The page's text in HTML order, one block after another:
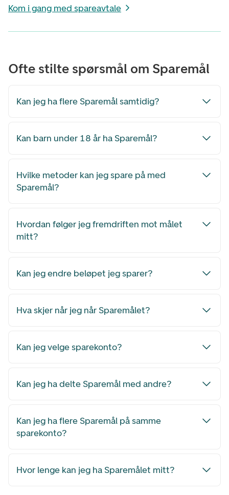
Kom i gang med spareavtale
Ofte stilte spørsmål om Sparemål
Kan jeg ha flere Sparemål samtidig?
Kan barn under 18 år ha Sparemål?
Hvilke metoder kan jeg spare på med
Sparemål?
Hvordan følger jeg fremdriften mot målet
mitt?
Kan jeg endre beløpet jeg sparer?
Hva skjer når jeg når Sparemålet?
Kan jeg velge sparekonto?
Kan jeg ha delte Sparemål med andre?
Kan jeg ha flere Sparemål på samme
sparekonto?
Hvor lenge kan jeg ha Sparemålet mitt?